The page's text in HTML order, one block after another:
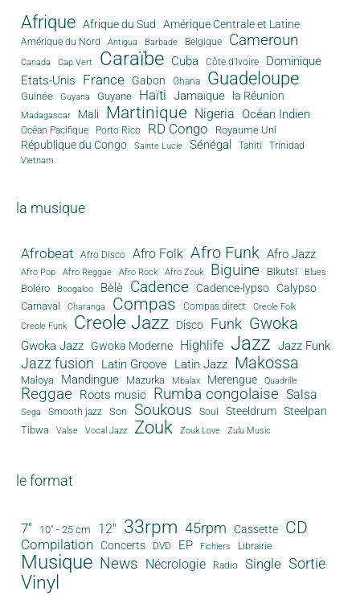
Afrique Afrique du Sud Amérique Centrale et Latine
Amérique du Nord Antigua Barbade Belgique Cameroun
Canada Cap Vert Caraïbe Cuba Côte d'Ivoire
Dominique
Etats-Unis
France Gabon Ghana Guadeloupe
Guinée Guyana Guyane Haïti Jamaïque la Réunion
Madagascar Mali Martinique Nigeria Océan Indien
Océan Pacifique Porto Rico RD Congo Royaume Uni
République du Congo Sainte Lucie Sénégal Tahiti Trinidad
Vietnam
la musique
Afrobeat Afro Disco Afro Folk Afro Funk Afro Jazz
Afro Pop Afro Reggae Afro Rock Afro Zouk Biguine Bikutsi Blues
Boléro Boogaloo Bèlè Cadence Cadence-lypso Calypso
Carnaval Charanga Compas Compas direct
Creole Folk
Creole Funk
Creole Jazz Disco Funk Gwoka
Gwoka Jazz Gwoka Moderne Highlife Jazz Jazz Funk
Jazz fusion Latin Groove Latin Jazz Makossa
Maloya Mandingue Mazurka Mbalax Merengue Quadrille
Reggae Roots music Rumba congolaise Salsa
Sega Smooth jazz Son Soukous Soul Steeldrum Steelpan
Tibwa Valse Vocal Jazz Zouk Zouk Love Zulu Music
le format
7" 10" - 25 cm 12" 33rpm 45rpm Cassette CD
Compilation Concerts DVD EP Fichiers Librairie
Musique News Nécrologie Radio Single Sortie
Vinyl